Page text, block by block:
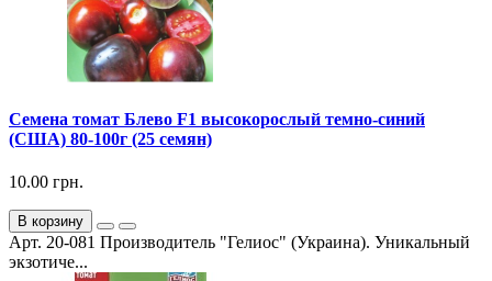
Семена томат Блево F1 высокорослый темно-синий
(США) 80-100г (25 семян)
10.00 грн.
В корзину
Арт. 20-081 Производитель "Гелиос" (Украина). Уникальный
экзотиче...